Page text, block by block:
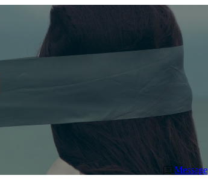
Message